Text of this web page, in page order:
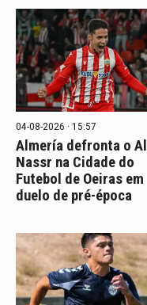
04-08-2026 · 15:57
Almería defronta o Al
Nassr na Cidade do
Futebol de Oeiras em
duelo de pré-época